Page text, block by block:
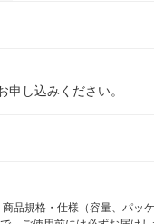
し込みください。
品規格・仕様（容量、パッ